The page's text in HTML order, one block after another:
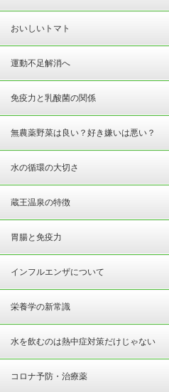
おいしいトマト
運動不足解消へ
免疫力と乳酸菌の関係
無農薬野菜は良い？好き嫌いは悪い？
水の循環の大切さ
蔵王温泉の特徴
胃腸と免疫力
インフルエンザについて
栄養学の新常識
水を飲むのは熱中症対策だけじゃない
コロナ予防・治療薬